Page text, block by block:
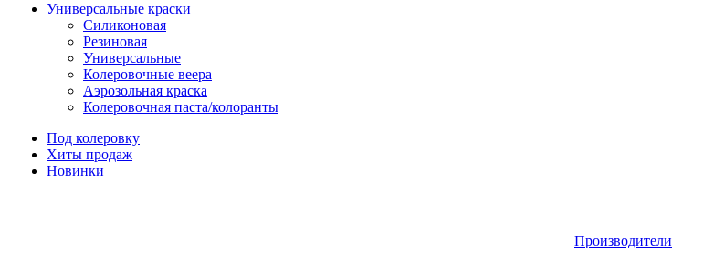
Универсальные краски
Силиконовая
Резиновая
Универсальные
Колеровочные веера
Аэрозольная краска
Колеровочная паста/колоранты
Под колеровку
Хиты продаж
Новинки
Производители